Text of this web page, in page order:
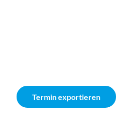
Termin exportieren